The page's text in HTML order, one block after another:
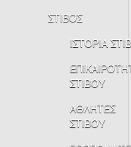
ΣΤΙΒΟΣ
ΙΣΤΟΡΙΑ
ΣΤΙΒΟΥ
ΑΘΛΗΤΕΣ
ΣΤΙΒΟΥ